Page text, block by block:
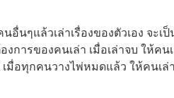
นๆแล้วเล่าเรื่องของตัวเอง จะเป็
การของคนเล่า เมื่อเล่าจบ ให้คน
มื่อทุกคนวางไพ่หมดแล้ว ให้คนเล่